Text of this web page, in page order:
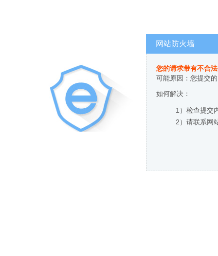
网站防火墙
您的请求带有不合
可能原因：您提交
如何解决：
1）检查提交
2）请联系网